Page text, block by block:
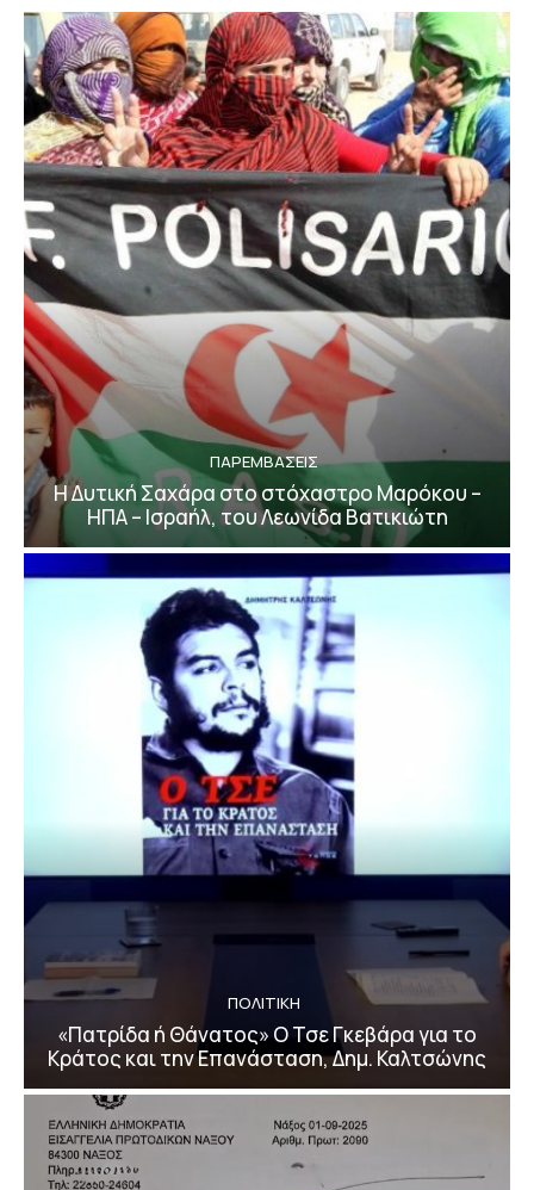
ΠΑΡΕΜΒΑΣΕΙΣ
Η Δυτική Σαχάρα στο στόχαστρο Μαρόκου –
ΗΠΑ – Ισραήλ, του Λεωνίδα Βατικιώτη
ΠΟΛΙΤΙΚΗ
«Πατρίδα ή Θάνατος» Ο Τσε Γκεβάρα για το
Κράτος και την Επανάσταση, Δημ. Καλτσώνης